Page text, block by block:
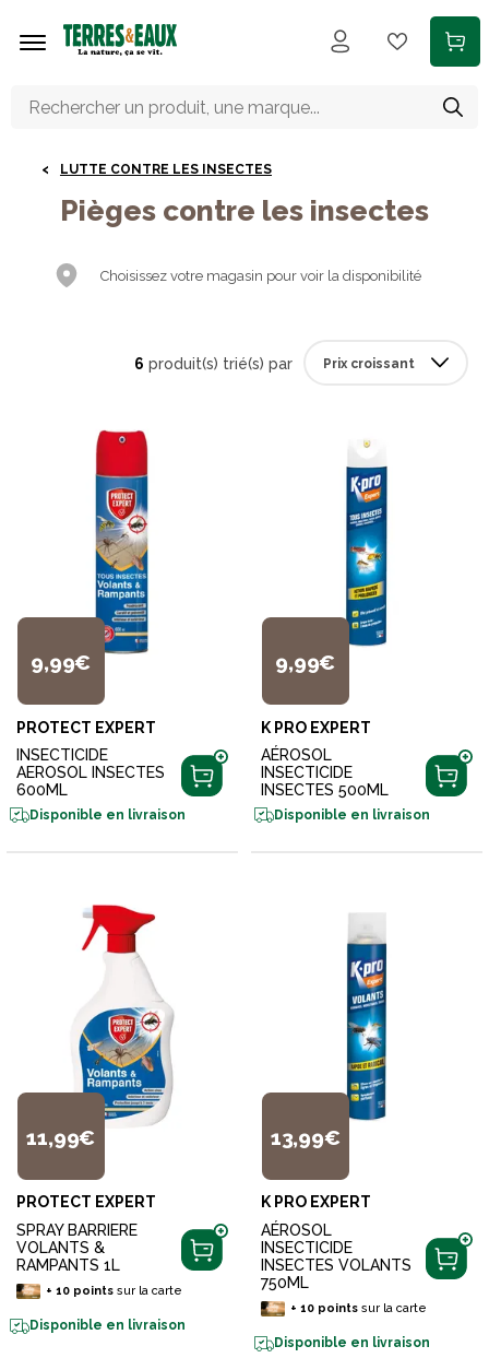
LUTTE CONTRE LES INSECTES
Pièges contre les insectes
Choisissez votre magasin pour voir la disponibilité
6 produit(s) trié(s) par
9,99€
PROTECT EXPERT
INSECTICIDE
AEROSOL INSECTES
600ML
Disponible en livraison
9,99€
K PRO EXPERT
AÉROSOL
INSECTICIDE
INSECTES 500ML
Disponible en livraison
11,99€
PROTECT EXPERT
SPRAY BARRIERE
VOLANTS &
RAMPANTS 1L
+ 10pointssur la carte
Disponible en livraison
13,99€
K PRO EXPERT
AÉROSOL
INSECTICIDE
INSECTES VOLANTS
750ML
+ 10pointssur la carte
Disponible en livraison